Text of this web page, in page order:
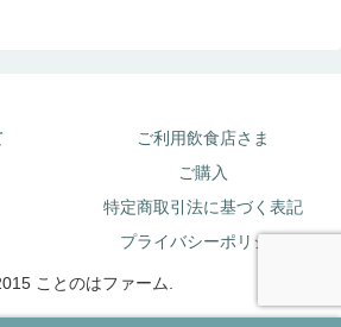
ご利用飲食店さま
ご購入
特定商取引法に基づく表記
プライバシーポリシー
ことのはファーム.